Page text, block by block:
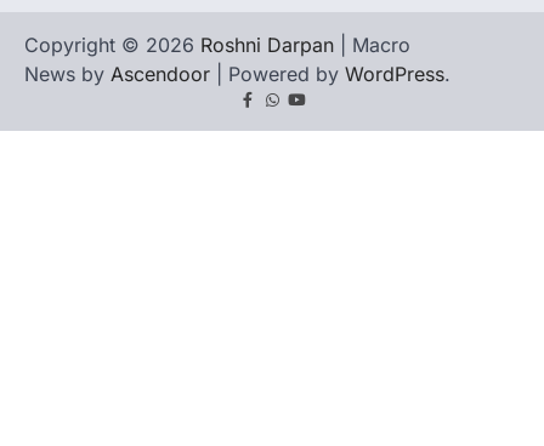
Copyright © 2026 Roshni Darpan | Macro
News by Ascendoor | Powered by WordPress.
Facebook
Whatsapp
youtube